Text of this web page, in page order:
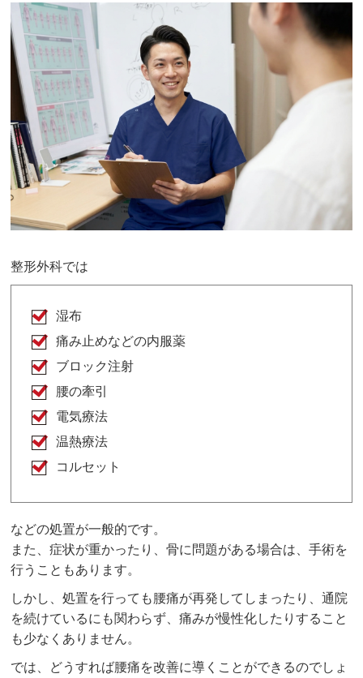
整形外科では
湿布
痛み止めなどの内服薬
ブロック注射
腰の牽引
電気療法
温熱療法
コルセット
などの処置が一般的です。
また、症状が重かったり、骨に問題がある場合は、手術を
行うこともあります。
しかし、処置を行っても腰痛が再発してしまったり、通院
を続けているにも関わらず、痛みが慢性化したりすること
も少なくありません。
では、どうすれば腰痛を改善に導くことができるのでしょ